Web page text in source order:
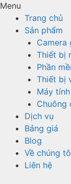
Menu
Trang chủ
Sản phẩm
Camera
Thiết bị
Phần
Thiết bị
Máy
Chuông
Dịch vụ
Bảng giá
Blog
Về chúng
Liên hệ